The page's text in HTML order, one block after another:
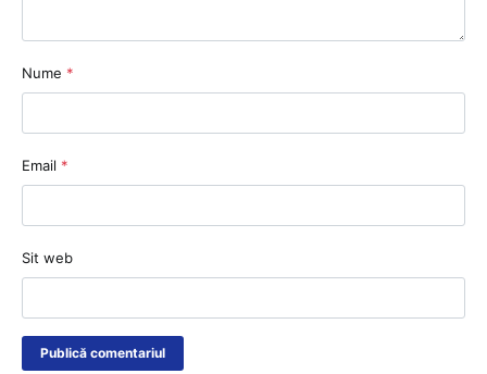
Nume *
Email *
Sit web